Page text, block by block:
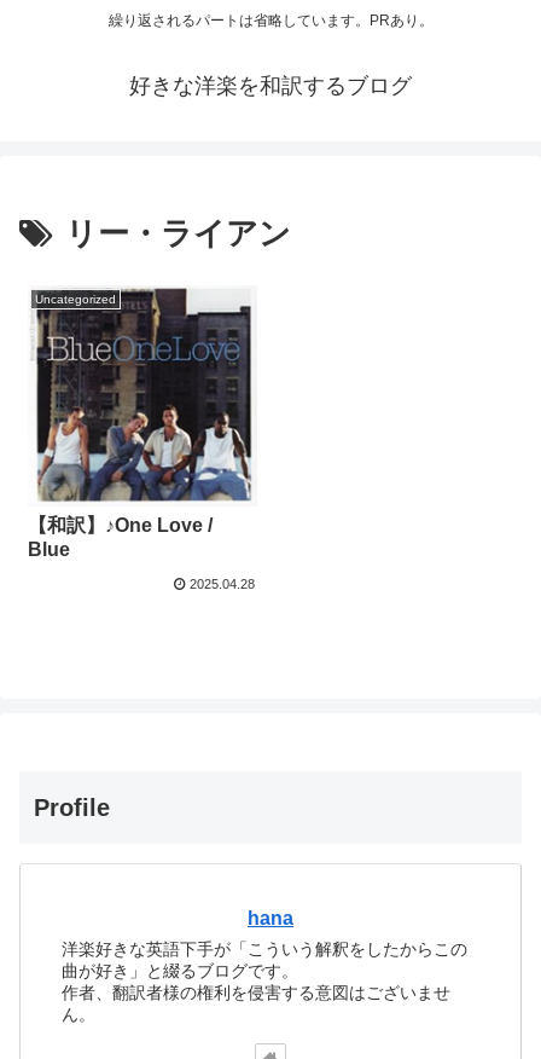
繰り返されるパートは省略しています。PRあり。
好きな洋楽を和訳するブログ
リー・ライアン
Uncategorized
【和訳】♪One Love /
Blue
2025.04.28
Profile
hana
洋楽好きな英語下手が「こういう解釈をしたからこの
曲が好き」と綴るブログです。
作者、翻訳者様の権利を侵害する意図はございませ
ん。